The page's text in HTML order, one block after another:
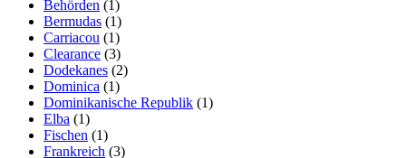
Behörden (1)
Bermudas (1)
Carriacou (1)
Clearance (3)
Dodekanes (2)
Dominica (1)
Dominikanische Republik (1)
Elba (1)
Fischen (1)
Frankreich (3)